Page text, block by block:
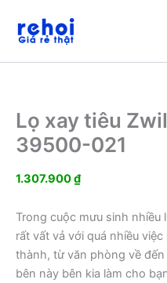
dung
Lọ xay tiêu
39500-021
1.307.900₫
Trong cuộc mưu sinh
rất vất vả với quá nhiều
thành, từ văn phòng về
bên này bên kia làm cho